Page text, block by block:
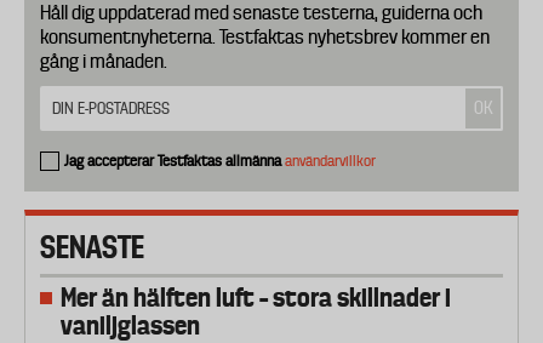
Håll dig uppdaterad med senaste testerna, guiderna och
konsumentnyheterna. Testfaktas nyhetsbrev kommer en
gång i månaden.
Jag accepterar Testfaktas allmännaanvändarvillkor
SENASTE
Mer än hälften luft – stora skillnader i
vaniljglassen